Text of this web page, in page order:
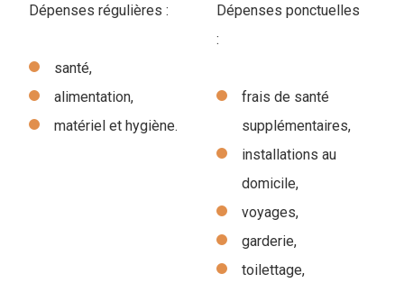
Dépenses régulières :
santé,
alimentation,
matériel et hygiène.
Dépenses ponctuelles
:
frais de santé
supplémentaires,
installations au
domicile,
voyages,
garderie,
toilettage,